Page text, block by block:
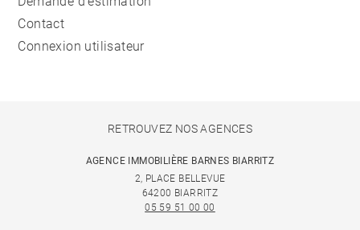
Contact
Connexion utilisateur
RETROUVEZ NOS AGENCES
AGENCE IMMOBILIÈRE BARNES BIARRITZ
2, PLACE BELLEVUE
64200 BIARRITZ
05 59 51 00 00